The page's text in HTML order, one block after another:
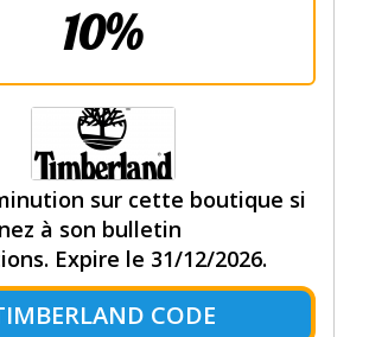
10%
sur cette boutique si
à son bulletin
Expire le 31/12/2026.
CODE